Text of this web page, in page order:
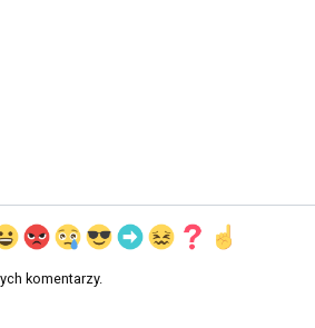
komentarzy.